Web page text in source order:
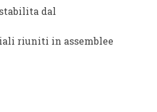
dal
riuniti in assemblee